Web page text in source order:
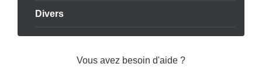
Divers
Vous avez besoin d'aide ?